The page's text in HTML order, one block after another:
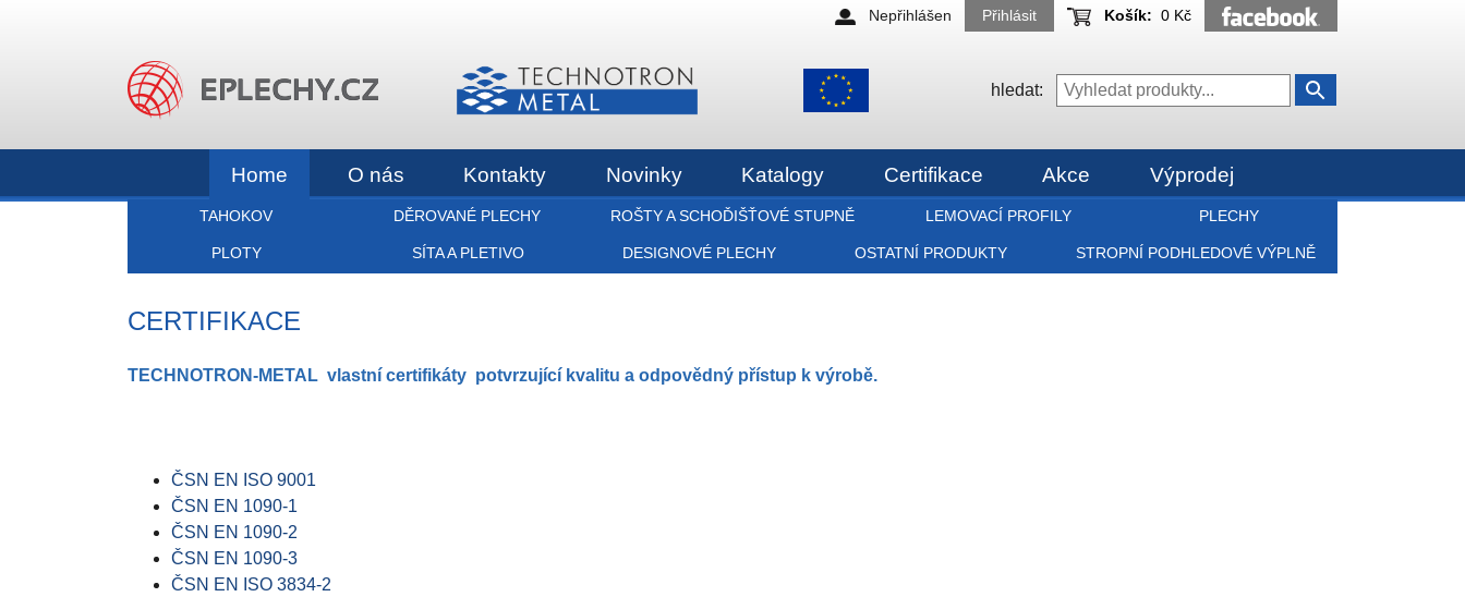
Nepřihlášen Přihlásit Košík: 0 Kč
hledat:
Home
TAHOKOV DĚROVANÉ PLECHY ROŠTY A SCHOĎIŠŤOVÉ STUPNĚ LEMOVACÍ PROFILY PLECHY
PLOTY SÍTA A PLETIVO DESIGNOVÉ PLECHY OSTATNÍ PRODUKTY STROPNÍ PODHLEDOVÉ VÝPLNĚ
O nás Kontakty Novinky Katalogy Certifikace Akce Výprodej
CERTIFIKACE
TECHNOTRON-METAL vlastní certifikáty potvrzující kvalitu a odpovědný přístup k výrobě.
ČSN EN ISO 9001
ČSN EN 1090-1
ČSN EN 1090-2
ČSN EN 1090-3
ČSN EN ISO 3834-2